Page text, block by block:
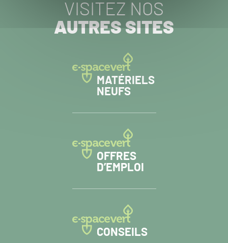
VISITEZ NOS
AUTRES SITES
MATÉRIELS
NEUFS
OFFRES
D’EMPLOI
CONSEILS